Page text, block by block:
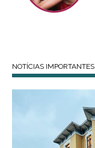
NOTÍCIAS IMPORTANTES